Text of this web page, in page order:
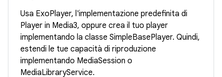
Usa ExoPlayer, l'implementazione predefinita di
Player in Media3, oppure crea il tuo player
implementando la classe SimpleBasePlayer. Quindi,
estendi le tue capacità di riproduzione
implementando MediaSession o
MediaLibraryService.